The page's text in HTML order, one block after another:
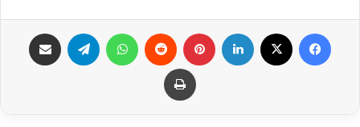
فیس بوک لینکدین ‫پین‌ترست ‫رددیت تلگرام
چاپ